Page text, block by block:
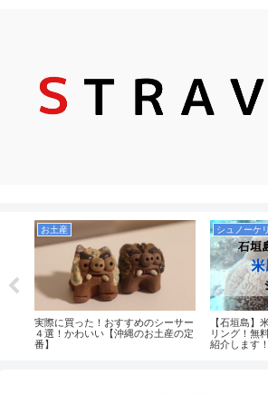
お土産
実際に買った！おすすめのシーサー
４選！かわいい【沖縄のお土産の定
番】
【石垣島】
リング！無
紹介します